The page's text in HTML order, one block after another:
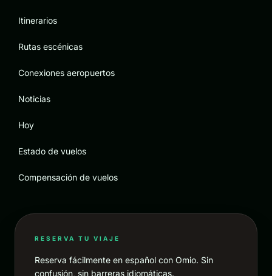
Itinerarios
Rutas escénicas
Conexiones aeropuertos
Noticias
Hoy
Estado de vuelos
Compensación de vuelos
RESERVA TU VIAJE
Reserva fácilmente en español con Omio. Sin
confusión, sin barreras idiomáticas.